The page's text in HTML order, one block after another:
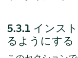
5.3.1 インス
るようにする